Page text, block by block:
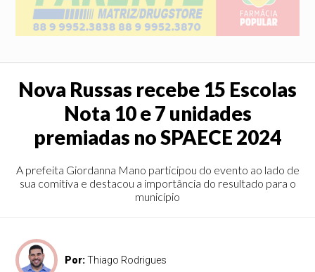
Nova Russas recebe 15 Escolas
Nota 10 e 7 unidades
premiadas no SPAECE 2024
A prefeita Giordanna Mano participou do evento ao lado de
sua comitiva e destacou a importância do resultado para o
município
Por:Thiago Rodrigues